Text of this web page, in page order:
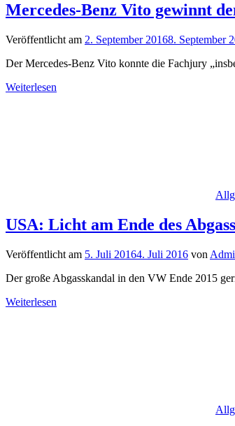
Mercedes-Benz Vito gewinnt
Veröffentlicht am 2. September 20168. September
Der Mercedes-Benz Vito konnte die Fachjury
Weiterlesen
USA: Licht am Ende des
Veröffentlicht am 5. Juli 20164. Juli 2016 von
Der große Abgasskandal in den VW Ende 2015
Weiterlesen